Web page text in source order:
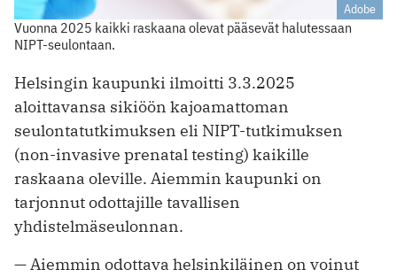
Adobe
Vuonna 2025 kaikki raskaana olevat pääsevät halutessaan
NIPT-seulontaan.
Helsingin kaupunki ilmoitti 3.3.2025
aloittavansa sikiöön kajoamattoman
seulontatutkimuksen eli NIPT-tutkimuksen
(non-invasive prenatal testing) kaikille
raskaana oleville. Aiemmin kaupunki on
tarjonnut odottajille tavallisen
yhdistelmäseulonnan.
— Aiemmin odottava helsinkiläinen on voinut